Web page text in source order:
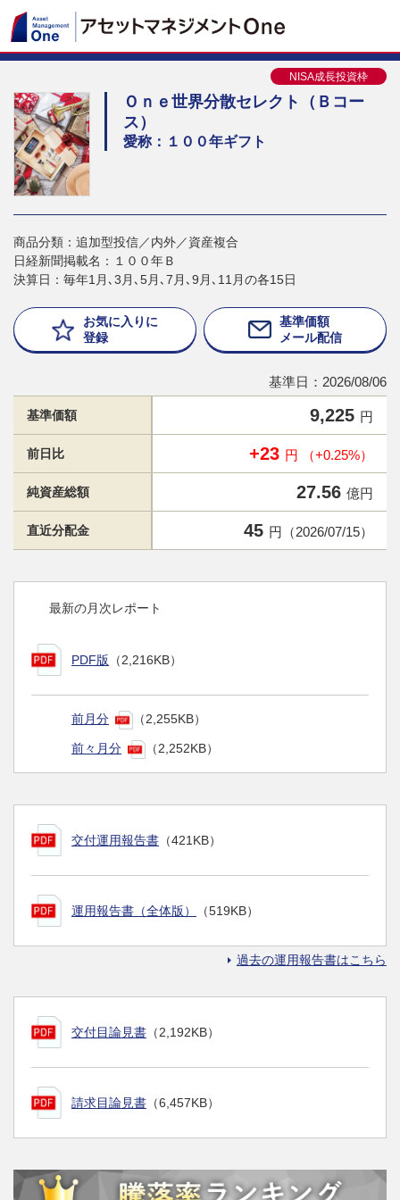
NISA成長投資枠
Ｏｎｅ世界分散セレクト（Ｂコー
ス）
愛称：１００年ギフト
商品分類：追加型投信／内外／資産複合
日経新聞掲載名：１００年Ｂ
決算日：毎年1月､3月､5月､7月､9月､11月の各15日
お気に入りに
登録
基準価額
メール配信
基準日：2026/08/06
基準価額 9,225 円
前日比 +23 円 （+0.25%）
純資産総額 27.56 億円
直近分配金 45 円（2026/07/15）
最新の月次レポート
PDF版 （2,216KB）
前月分 （2,255KB）
前々月分 （2,252KB）
交付運用報告書 （421KB）
運用報告書（全体版） （519KB）
過去の運用報告書はこちら
交付目論見書 （2,192KB）
請求目論見書 （6,457KB）